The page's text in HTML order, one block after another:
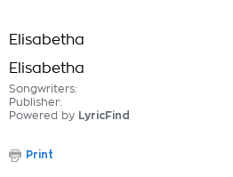
Elisabetha
Elisabetha
Songwriters:
Publisher:
Powered by LyricFind
Print